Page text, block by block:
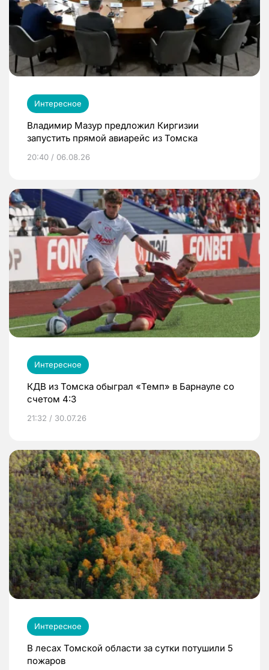
Интересное
Владимир Мазур предложил Киргизии
запустить прямой авиарейс из Томска
20:40 / 06.08.26
Интересное
КДВ из Томска обыграл «Темп» в Барнауле со
счетом 4:3
21:32 / 30.07.26
Интересное
В лесах Томской области за сутки потушили 5
пожаров